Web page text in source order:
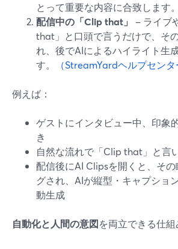
とって重要な内容に合致します。
配信中の「Clip that」
– ライブ
that」と口頭で言うだけで、そ
れ、後でAIによるハイライト生
す。
（StreamYardヘルプセンタ
例えば：
ゲストにインタビュー中、印象
き
自然な流れで「Clip that」と言
配信後にAI Clipsを開くと、そ
グされ、AIが縦型・キャプショ
動生成
自動化と人間の意図を両立できる仕組